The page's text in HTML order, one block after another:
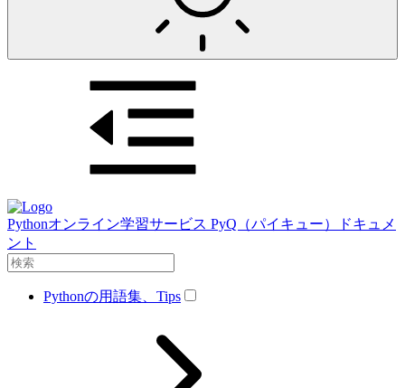
Pythonオンライン学習サービス PyQ（パイキュー）ドキュメ
ント
Pythonの用語集、Tips